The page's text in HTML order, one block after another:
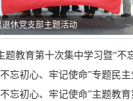
休党支部主题活动
忘初心、牢记使命”专题民